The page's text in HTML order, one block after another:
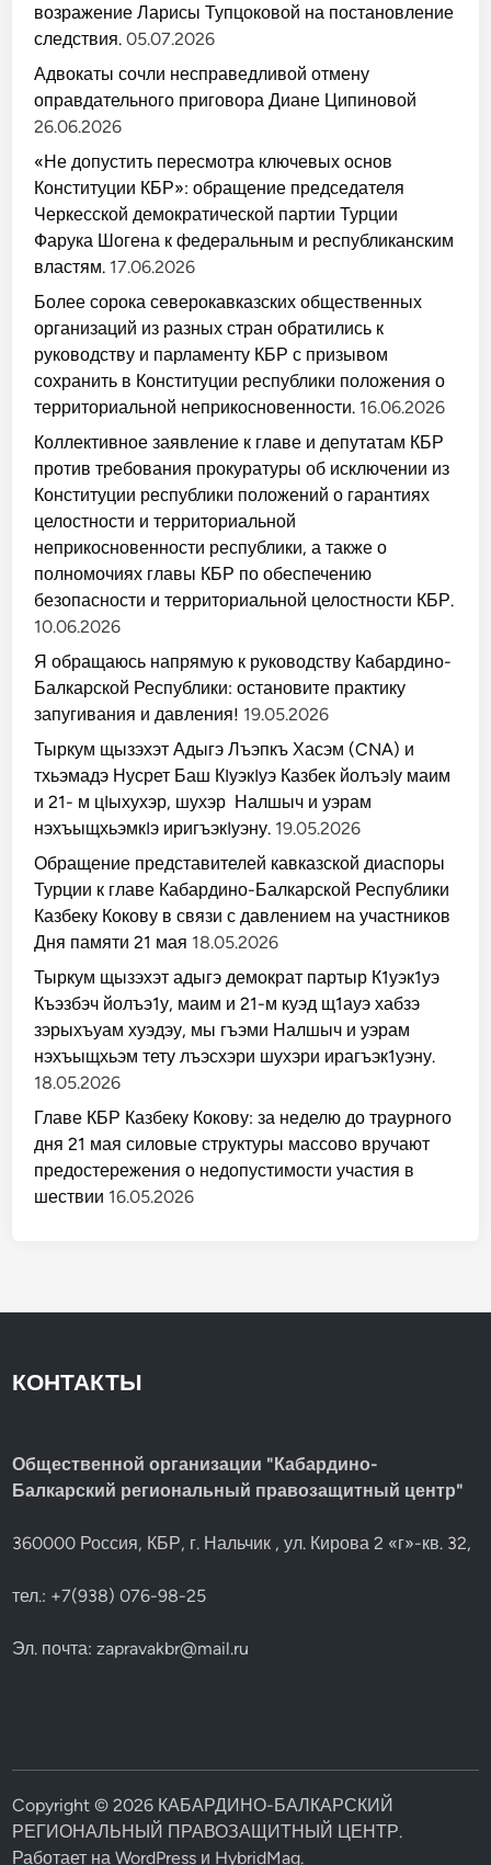
возражение Ларисы Тупцоковой на постановление
следствия. 05.07.2026
Адвокаты сочли несправедливой отмену
оправдательного приговора Диане Ципиновой
26.06.2026
«Не допустить пересмотра ключевых основ
Конституции КБР»: обращение председателя
Черкесской демократической партии Турции
Фарука Шогена к федеральным и республиканским
властям. 17.06.2026
Более сорока северокавказских общественных
организаций из разных стран обратились к
руководству и парламенту КБР с призывом
сохранить в Конституции республики положения о
территориальной неприкосновенности. 16.06.2026
Коллективное заявление к главе и депутатам КБР
против требования прокуратуры об исключении из
Конституции республики положений о гарантиях
целостности и территориальной
неприкосновенности республики, а также о
полномочиях главы КБР по обеспечению
безопасности и территориальной целостности КБР.
10.06.2026
Я обращаюсь напрямую к руководству Кабардино-
Балкарской Республики: остановите практику
запугивания и давления! 19.05.2026
Тыркум щызэхэт Адыгэ Лъэпкъ Хасэм (CNA) и
тхьэмадэ Нусрет Баш КIуэкIуэ Казбек йолъэIу маим
и 21- м цIыхухэр, шухэр Налшыч и уэрам
нэхъыщхьэмкIэ иригъэкIуэну. 19.05.2026
Обращение представителей кавказской диаспоры
Турции к главе Кабардино-Балкарской Республики
Казбеку Кокову в связи с давлением на участников
Дня памяти 21 мая 18.05.2026
Тыркум щызэхэт адыгэ демократ партыр К1уэк1уэ
Къэзбэч йолъэ1у, маим и 21-м куэд щ1ауэ хабзэ
зэрыхъуам хуэдэу, мы гъэми Налшыч и уэрам
нэхъыщхьэм тету лъэсхэри шухэри ирагъэк1уэну.
18.05.2026
Главе КБР Казбеку Кокову: за неделю до траурного
дня 21 мая силовые структуры массово вручают
предостережения о недопустимости участия в
шествии 16.05.2026
КОНТАКТЫ
Общественной организации "Кабардино-
Балкарский региональный правозащитный центр"
360000 Россия, КБР, г. Нальчик , ул. Кирова 2 «г»-кв. 32,
тел.: +7(938) 076-98-25
Эл. почта:zapravakbr@mail.ru
Copyright © 2026 КАБАРДИНО-БАЛКАРСКИЙ
РЕГИОНАЛЬНЫЙ ПРАВОЗАЩИТНЫЙ ЦЕНТР.
Работает наWordPress и HybridMag.